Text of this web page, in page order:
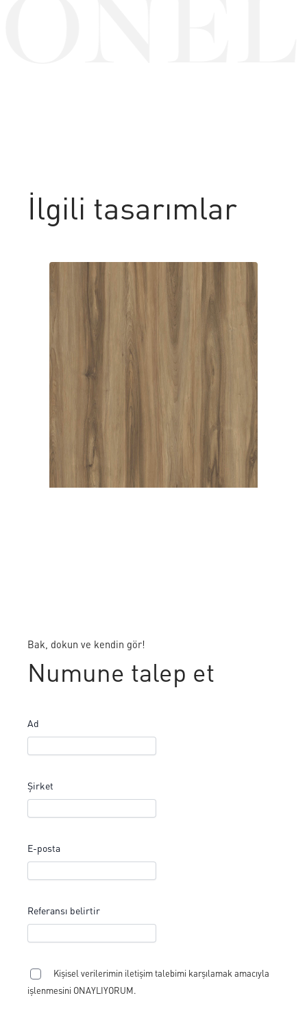
İlgili tasarımlar
SONORA WALNUT
Bak, dokun ve kendin gör!
Numune talep et
Ad
Şirket
E-posta
Referansı belirtir
Kişisel verilerimin iletişim talebimi karşılamak amacıyla
işlenmesini ONAYLIYORUM.